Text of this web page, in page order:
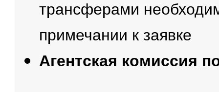
трансферами
примечании к заявке
Агентская комиссия